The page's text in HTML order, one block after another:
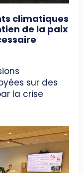
climatiques
de la paix
sur des
la crise